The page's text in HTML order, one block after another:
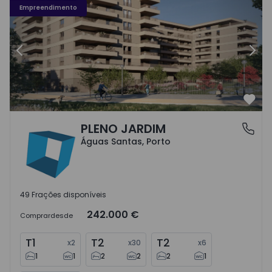
Empreendimento
Anterior
Águas Santas, PortoPLENO JARDIM
Águas Santas, Porto
49 Frações disponíveis
Comprardesde 242.000 €
T1 x2
1
1
T2 x30
2
2
T2 x6
2
1